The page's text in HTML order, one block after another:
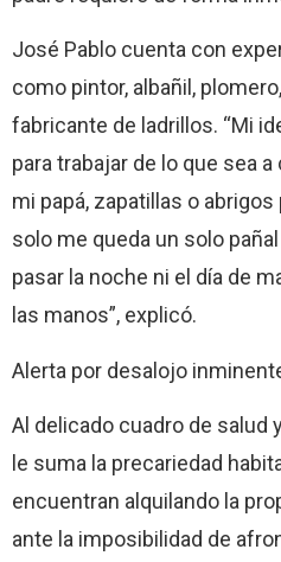
José Pablo cuenta con
como pintor, albañil,
fabricante de ladrillos. “Mi
para trabajar de lo que sea
mi papá, zapatillas o
solo me queda un solo
pasar la noche ni el día de
las manos”, explicó.
Alerta por desalojo
Al delicado cuadro de salud
le suma la precariedad
encuentran alquilando la
ante la imposibilidad de